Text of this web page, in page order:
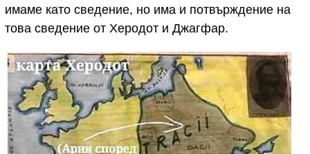
имаме като сведение, но има и потвърждение на
това сведение от Херодот и Джагфар.